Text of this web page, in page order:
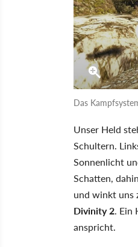
Das
Unser Held
Schultern.
Sonnenlicht
Schatten,
und winkt uns
Divinity 2. Ein
anspricht.